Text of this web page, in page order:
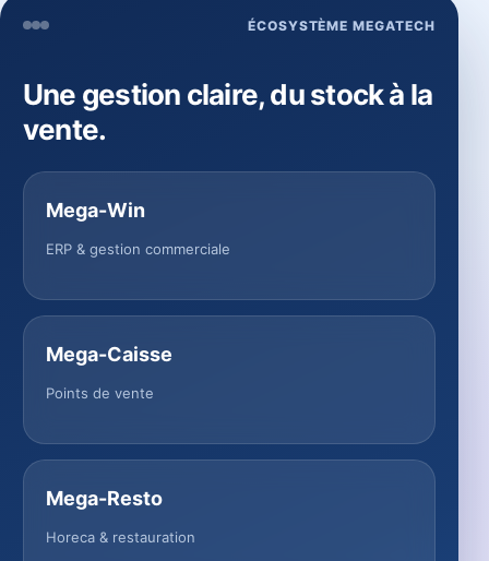
ÉCOSYSTÈME MEGATECH
Une gestion claire, du stock à la
vente.
Mega-Win
ERP & gestion commerciale
Mega-Caisse
Points de vente
Mega-Resto
Horeca & restauration